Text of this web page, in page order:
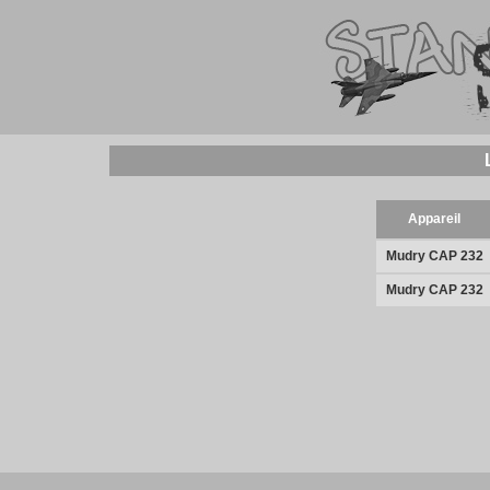
Appareil
Mudry CAP 232
Mudry CAP 232